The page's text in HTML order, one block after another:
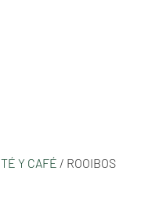
TÉ Y CAFÉ / ROOIBOS